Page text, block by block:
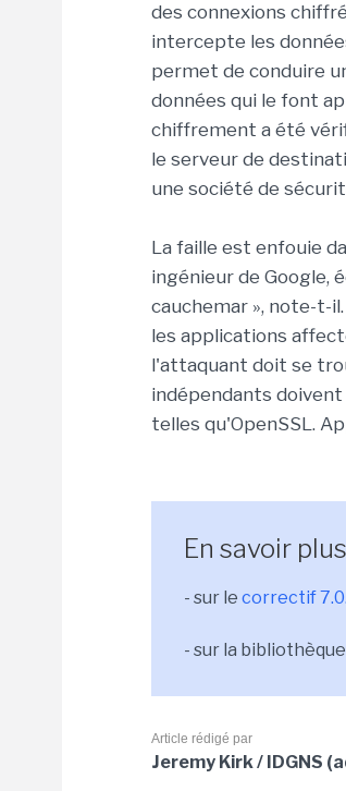
des connexions
intercepte les
permet de conduire
données qui le font
chiffrement a été
le serveur de
une société de
La faille est enfouie
ingénieur de Google,
cauchemar », note-t-
les applications
l'attaquant doit se
indépendants
telles qu'OpenSSL.
En savoir
- sur le correctif
- sur la bibliothèque
Article rédigé par
Jeremy Kirk / IDGNS